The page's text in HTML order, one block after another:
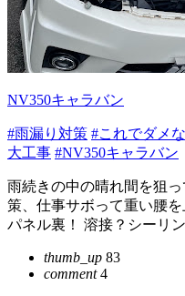
NV350キャラバン
#雨漏り対策 #これでダメ
大工事 #NV350キャラバン
雨続きの中の晴れ間を狙
策、仕事サボって重い腰
パネル裏！ 溶接？シーリ
thumb_up 83
comment4